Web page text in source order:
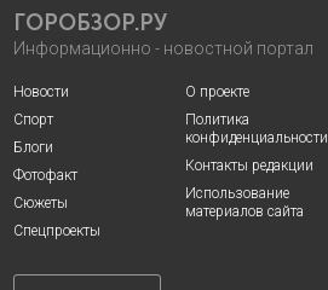
ГОРОБЗОР.РУ
Информационно - новостной портал
Новости
Спорт
Блоги
Фотофакт
Сюжеты
Спецпроекты
О проекте
Политика
конфиденциальности
Контакты редакции
Использование
материалов сайта